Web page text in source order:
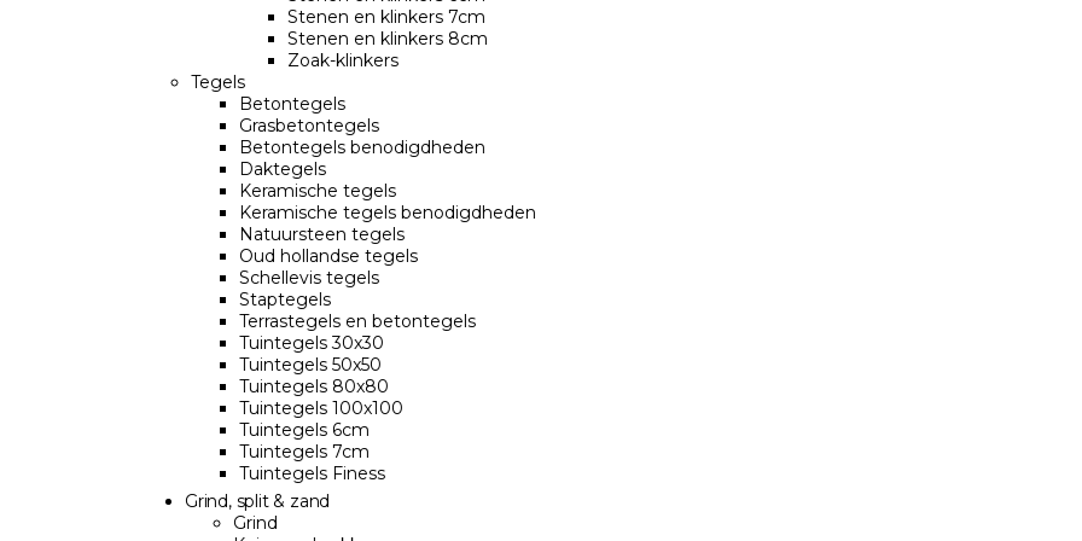
Stenen en klinkers 7cm
Stenen en klinkers 8cm
Zoak-klinkers
Tegels
Betontegels
Grasbetontegels
Betontegels benodigdheden
Daktegels
Keramische tegels
Keramische tegels benodigdheden
Natuursteen tegels
Oud hollandse tegels
Schellevis tegels
Staptegels
Terrastegels en betontegels
Tuintegels 30x30
Tuintegels 50x50
Tuintegels 80x80
Tuintegels 100x100
Tuintegels 6cm
Tuintegels 7cm
Tuintegels Finess
Grind, split & zand
Grind